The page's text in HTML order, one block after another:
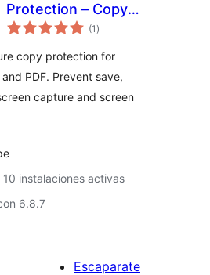
Protection – Copy
Protect PDF &
(1 total
de
)
copy protection for
PDF. Prevent save,
capture and screen
10 instalaciones activas
6.8.7
Escaparate